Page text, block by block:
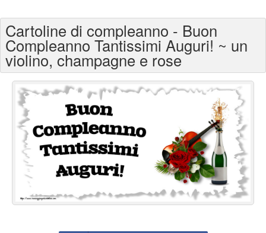
Cartoline auguri anni
Cartoline giorni anno
Cartoline giorni settimana
Cartoline musicali
Cartoline animate
Accedi
Cartoline di compleanno - Buon
Compleanno Tantissimi Auguri! ~ un
violino, champagne e rose